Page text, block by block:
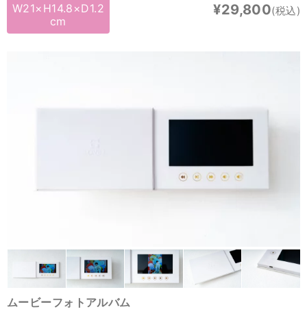
W21×H14.8×D1.2
cm
¥29,800(税込)
ムービーフォトアルバム